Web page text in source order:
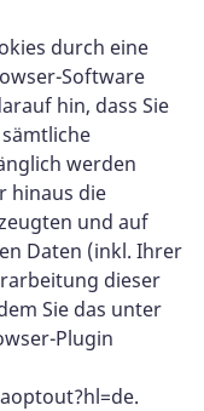
durch eine
Software
hin, dass Sie
werden
hinaus die
und auf
Daten (inkl. Ihrer
dieser
Sie das unter
Plugin